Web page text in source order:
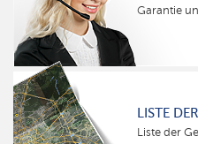
Garantie
LISTE
Liste der